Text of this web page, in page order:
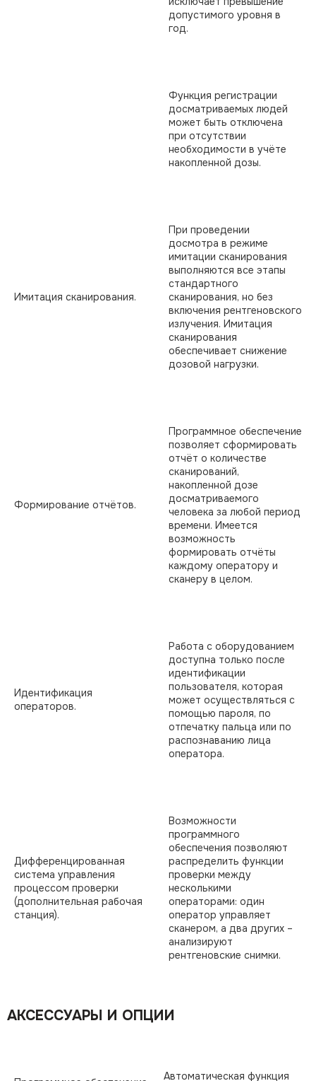
допустимого уровня в
год.
Функция регистрации
досматриваемых людей
может быть отключена
при отсутствии
необходимости в учёте
накопленной дозы.
Имитация сканирования.
При проведении
досмотра в режиме
имитации сканирования
выполняются все этапы
стандартного
сканирования, но без
включения рентгеновского
излучения. Имитация
сканирования
обеспечивает снижение
дозовой нагрузки.
Формирование отчётов.
Программное обеспечение
позволяет сформировать
отчёт о количестве
сканирований,
накопленной дозе
досматриваемого
человека за любой период
времени. Имеется
возможность
формировать отчёты
каждому оператору и
сканеру в целом.
Идентификация
операторов.
Работа с оборудованием
доступна только после
идентификации
пользователя, которая
может осуществляться с
помощью пароля, по
отпечатку пальца или по
распознаванию лица
оператора.
Дифференцированная
система управления
процессом проверки
(дополнительная рабочая
станция).
Возможности
программного
обеспечения позволяют
распределить функции
проверки между
несколькими
операторами: один
оператор управляет
сканером, а два других –
анализируют
рентгеновские снимки.
АКСЕССУАРЫ И ОПЦИИ
Автоматическая функция